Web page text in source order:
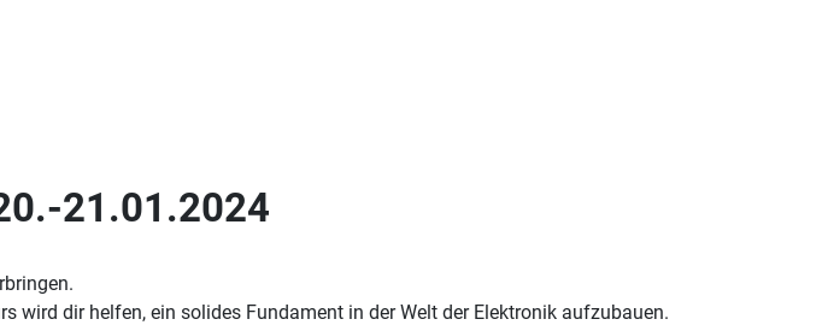
21.01.2024
wird dir helfen, ein solides Fundament in der Welt der Elektronik aufzubauen.